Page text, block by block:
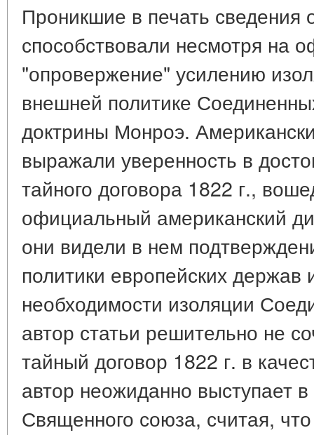
Проникшие в печать сведения
способствовали несмотря на
"опровержение" усилению
внешней политике
доктрины Монроэ.
выражали уверенность в
тайного договора 1822 г.,
официальный американский
они видели в нем
политики европейских
необходимости изоляции
автор статьи решительно не
тайный договор 1822 г. в
автор неожиданно выступает
Священного союза, считая,